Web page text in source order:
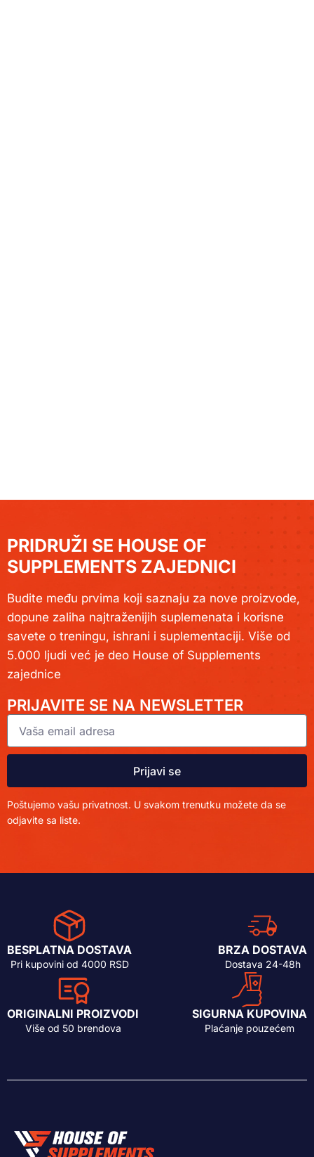
PRIDRUŽI SE HOUSE OF
SUPPLEMENTS ZAJEDNICI
Budite među prvima koji saznaju za nove proizvode,
dopune zaliha najtraženijih suplemenata i korisne
savete o treningu, ishrani i suplementaciji. Više od
5.000 ljudi već je deo House of Supplements
zajednice
PRIJAVITE SE NA NEWSLETTER
Prijavi se
Poštujemo vašu privatnost. U svakom trenutku možete da se
odjavite sa liste.
BESPLATNA DOSTAVA
Pri kupovini od 4000 RSD
BRZA DOSTAVA
Dostava 24-48h
ORIGINALNI PROIZVODI
Više od 50 brendova
SIGURNA KUPOVINA
Plaćanje pouzećem